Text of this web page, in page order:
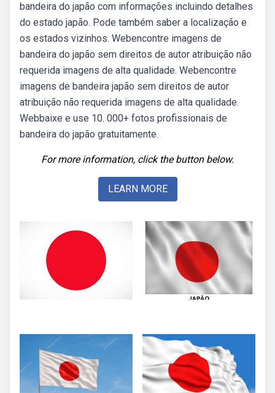
bandeira do japão com informações incluindo detalhes
do estado japão. Pode também saber a localização e
os estados vizinhos. Webencontre imagens de
bandeira do japão sem direitos de autor atribuição não
requerida imagens de alta qualidade. Webencontre
imagens de bandeira japão sem direitos de autor
atribuição não requerida imagens de alta qualidade.
Webbaixe e use 10. 000+ fotos profissionais de
bandeira do japão gratuitamente.
For more information, click the button below.
LEARN MORE